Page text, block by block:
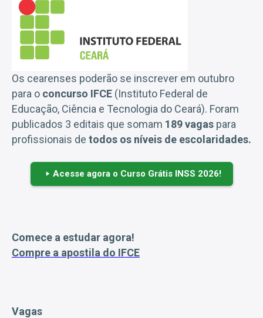
Os cearenses poderão se inscrever em outubro
para o concurso IFCE (Instituto Federal de
Educação, Ciência e Tecnologia do Ceará). Foram
publicados 3 editais que somam 189 vagas para
profissionais de todos os níveis de escolaridades.
Acesse agora o Curso Grátis INSS 2026!
Comece a estudar agora!
Compre a apostila do IFCE
Vagas